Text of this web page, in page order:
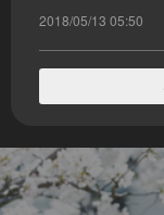
2018/05/13 05:50